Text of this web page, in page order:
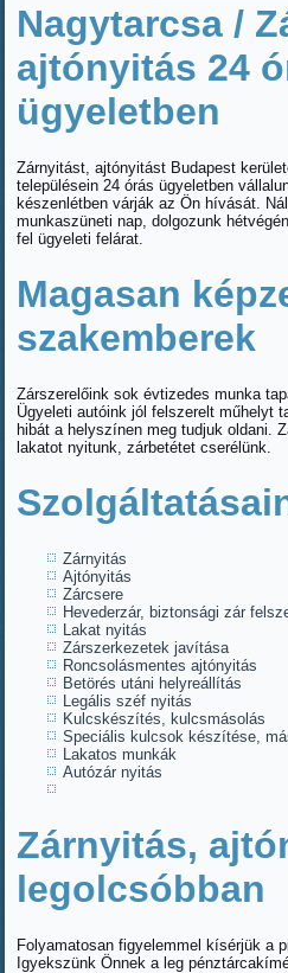
Nagytarcsa /
ajtónyitás 24
ügyeletben
Zárnyitást, ajtónyitást Budapest
településein 24 órás ügyeletben
készenlétben várják az Ön hívását.
munkaszüneti nap, dolgozunk
fel ügyeleti felárat.
Magasan
szakemberek
Zárszerelőink sok évtizedes munka
Ügyeleti autóink jól felszerelt műhelyt
hibát a helyszínen meg tudjuk oldani.
lakatot nyitunk, zárbetétet cserélünk.
Zárnyitás
Ajtónyitás
Zárcsere
Hevederzár, biztonsági zár
Lakat nyitás
Zárszerkezetek javítása
Roncsolásmentes ajtónyitás
Betörés utáni helyreállítás
Legális széf nyitás
Kulcskészítés, kulcsmásolás
Speciális kulcsok készítése,
Lakatos munkák
Autózár nyitás
Zárnyitás,
legolcsóbban
Folyamatosan figyelemmel kísérjük a
Igyekszünk Önnek a leg